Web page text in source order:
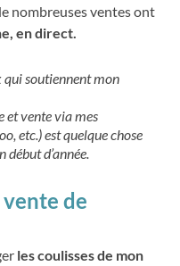
nombreuses ventes ont
en direct.
soutiennent mon
et vente via mes
etc.) est quelque chose
début d’année.
de
les coulisses de mon